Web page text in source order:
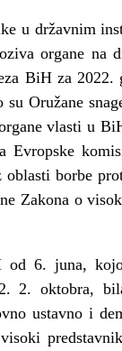
u državnim
organe na
BiH za 2022.
Oružane
vlasti u
Evropske
borbe
Zakona o
6. juna,
2. oktobra,
ustavno i